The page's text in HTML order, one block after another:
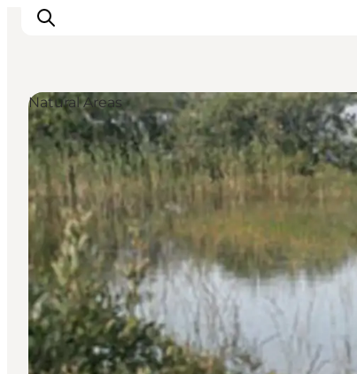
Inspiration
Resmål
Aktiviteter
Övernatta
Planera resan
Natural Areas